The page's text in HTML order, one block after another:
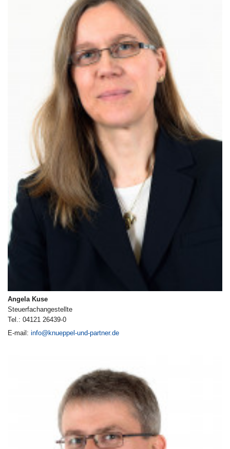
Angela Kuse
Steuerfachangestellte
Tel.: 04121 26439-0
E-mail: info@knueppel-und-partner.de